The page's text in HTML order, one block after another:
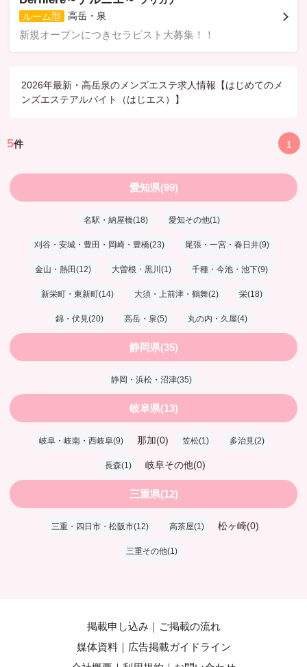
ルーム型
高岳・泉
新規オープンにつきセラピスト大募集！！
2026年最新・高岳泉のメンズエステ求人情報【はじめてのメ
ンズエステアルバイト（はじエス）】
5件 1
愛知県(99)
名駅・納屋橋(18) 愛知その他(1)
刈谷・安城・豊田・岡崎・豊橋(23) 尾張・一宮・春日井(9)
金山・熱田(12) 大曽根・黒川(1) 千種・今池・池下(9)
新栄町・東新町(14) 大須・上前津・鶴舞(2) 栄(18)
錦・伏見(20) 高岳・泉(5) 丸の内・久屋(4)
静岡県(35)
静岡・浜松・沼津(35)
岐阜県(13)
岐阜・岐南・西岐阜(9) 那加(0) 笠松(1) 多治見(2)
長森(1) 岐阜その他(0)
三重県(12)
三重・四日市・松阪市(12) 高茶屋(1) 松ヶ崎(0)
三重その他(1)
掲載申し込み
ご掲載の流れ
媒体資料
広告掲載ガイドライン